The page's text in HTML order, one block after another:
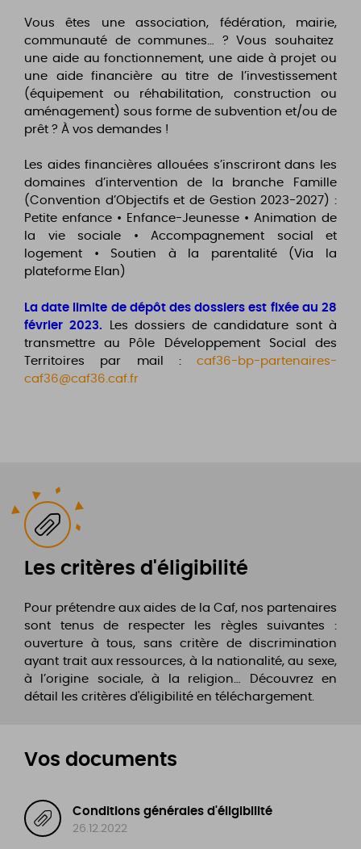
Vous êtes une association, fédération, mairie,
communauté de communes… ? Vous souhaitez
une aide au fonctionnement, une aide à projet ou
une aide financière au titre de l’investissement
(équipement ou réhabilitation, construction ou
aménagement) sous forme de subvention et/ou de
prêt ? À vos demandes !
Les aides financières allouées s’inscriront dans les
domaines d’intervention de la branche Famille
(Convention d’Objectifs et de Gestion 2023-2027) :
Petite enfance • Enfance-Jeunesse • Animation de
la vie sociale • Accompagnement social et
logement • Soutien à la parentalité (Via la
plateforme Elan)
La date limite de dépôt des dossiers est fixée au 28
février 2023.
Les dossiers de candidature sont à
transmettre au Pôle Développement Social des
Territoires par mail : caf36-bp-partenaires-
caf36@caf36.caf.fr
Les critères d'éligibilité
Pour prétendre aux aides de la Caf, nos partenaires
sont tenus de respecter les règles suivantes :
ouverture à tous, sans critère de discrimination
ayant trait aux ressources, à la nationalité, au sexe,
à l’origine sociale, à la religion… Découvrez en
détail les critères d'éligibilité en téléchargement.
Vos documents
Conditions générales d'éligibilité
26.12.2022